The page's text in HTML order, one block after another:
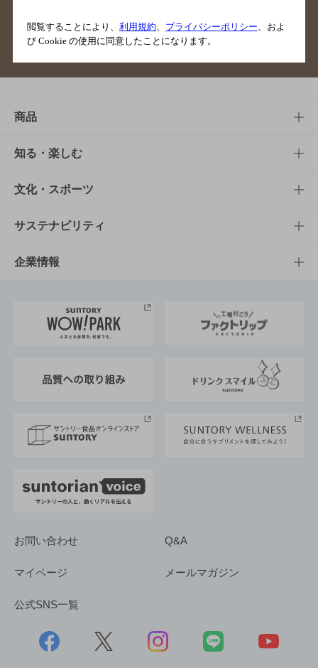
ご意見・ご感想
商品
商品TOP
商品一覧
商品発売情報
栄養成分一覧
知る・楽しむ
知る・楽しむTOP
キャンペーン
工場見学
地域情報
文化・スポーツ
文化・スポーツTOP
サントリーホール
サントリーサンバーズ大阪
サステナビリティ
サステナビリティTOP
サントリーが考えるサステナビリティ経営
企業情報
企業概要
採用情報
お問い合わせ Q&A
マイページ メールマガジン
公式SNS一覧
閲覧することにより、 利用規約 プライバシーポリシー 、およ
び Cookie の使用に同意したことになります。